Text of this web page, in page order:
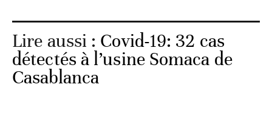
Lire aussi : Covid-19: 32 cas
détectés à l’usine Somaca de
Casablanca